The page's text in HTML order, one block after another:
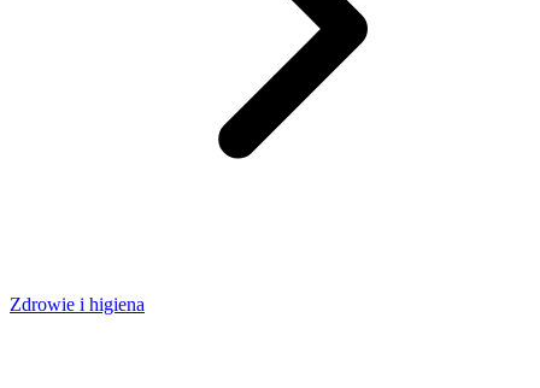
Zdrowie i higiena